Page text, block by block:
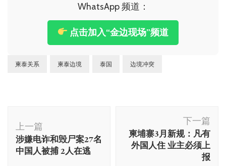
WhatsApp 频道：
点击加入“金边现场”频道
柬泰关系 柬泰边境 泰国 边境冲突
文
导
航
上一篇
涉嫌电诈和毁尸案27名
中国人被捕 2人在逃
下一篇
柬埔寨3月新规：凡有
外国人住 业主必须上
报